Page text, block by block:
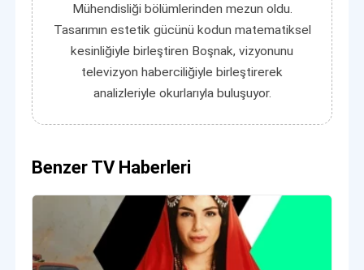
Mühendisliği bölümlerinden mezun oldu.
Tasarımın estetik gücünü kodun matematiksel
kesinliğiyle birleştiren Boşnak, vizyonunu
televizyon haberciliğiyle birleştirerek
analizleriyle okurlarıyla buluşuyor.
Benzer TV Haberleri